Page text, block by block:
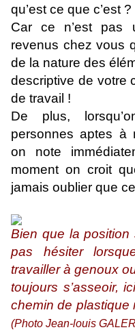
qu’est ce que c’est ?
Car ce n’est pas
revenus chez vous
de la nature des
descriptive de votre
de travail !
De plus,
personnes aptes à
on note
moment on croit
jamais oublier que
Bien que la position
pas hésiter
travailler à genoux
toujours s’asseoir,
chemin de plastique
(Photo Jean-louis